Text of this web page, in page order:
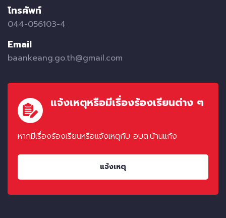
โทรศัพท์
044-056103-4
Email
baankeang.go.th@gmail.com
แจ้งเหตุหรือมีเรื่องร้องเรียนต่าง ๆ
หากมีเรื่องร้องเรียนหรือแจ้งเหตุกับ อบต.บ้านแก้ง
แจ้งเหตุ